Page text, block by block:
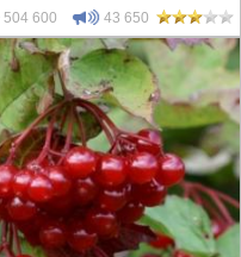
504 600 43 650